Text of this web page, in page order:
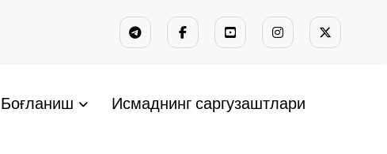
Боғланиш Исмаднинг саргузаштлари